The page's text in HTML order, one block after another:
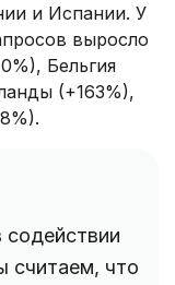
и Испании. У
выросло
Бельгия
(+163%),
считаем, что